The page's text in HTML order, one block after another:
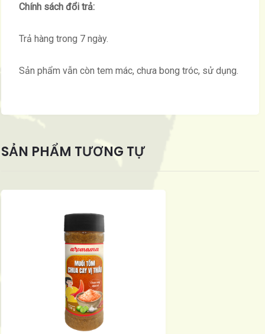
Chính sách đổi trả:
Trả hàng trong 7 ngày.
Sản phẩm vẫn còn tem mác, chưa bong tróc, sử dụng.
SẢN PHẨM TƯƠNG TỰ